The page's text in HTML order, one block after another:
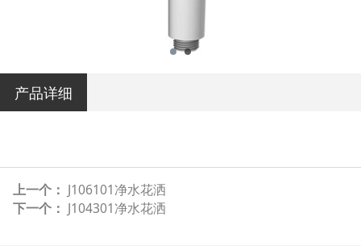
产品详细
上一个： J106101净水花洒
下一个： J104301净水花洒